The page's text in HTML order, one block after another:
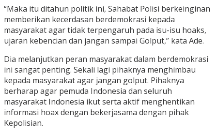
“Maka itu ditahun politik ini, Sahabat Polisi berkeinginan
memberikan kecerdasan berdemokrasi kepada
masyarakat agar tidak terpengaruh pada isu-isu hoaks,
ujaran kebencian dan jangan sampai Golput,” kata Ade.
Dia melanjutkan peran masyarakat dalam berdemokrasi
ini sangat penting. Sekali lagi pihaknya menghimbau
kepada masyarakat agar jangan golput. Pihaknya
berharap agar pemuda Indonesia dan seluruh
masyarakat Indonesia ikut serta aktif menghentikan
informasi hoax dengan bekerjasama dengan pihak
Kepolisian.